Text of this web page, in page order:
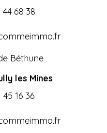
44 68 38
Béthune
les Mines
45 16 36